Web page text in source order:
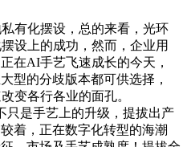
有化摆设，总的来看，光环
设上的成功，然而，企业用
在AI手艺飞速成长的今天，
型的分歧版本都可供选择，
变各行各业的面孔。
只是手艺上的升级，提拔出产
着，正在数字化转型的海潮